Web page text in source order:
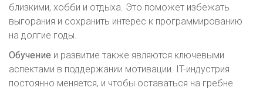
близкими, хобби и отдыха. Это поможет избежать
выгорания и сохранить интерес к программированию
на долгие годы.
Обучение и развитие также являются ключевыми
аспектами в поддержании мотивации. IT-индустрия
постоянно меняется, и чтобы оставаться на гребне